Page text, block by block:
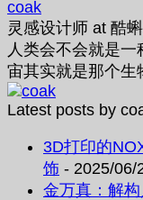
coak
灵感设计师 at 酷
人类会不会就是
宙其实就是那个生
Latest posts by
3D打印的
饰 - 2025/06/
金万真：解